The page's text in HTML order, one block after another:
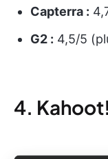
Capterra :
G2 : 4,5/5
4. Kahoot!